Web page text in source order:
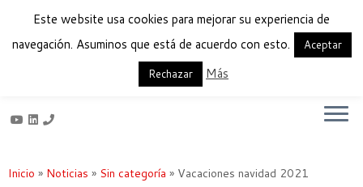
Français
Inicio » Noticias » Sin categoría » Vacaciones navidad 2021
Este website usa cookies para mejorar su experiencia de
navegación. Asuminos que está de acuerdo con esto.
Aceptar
Rechazar
Más